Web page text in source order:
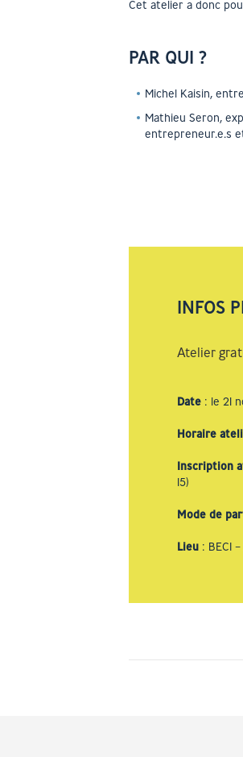
Cet atelier a donc
PAR QUI ?
Michel Kaisin,
Mathieu Seron,
entrepreneur.e.s
INFOS
Atelier
Date : le 21
Horaire
Inscription
15)
Mode de
Lieu : BECI